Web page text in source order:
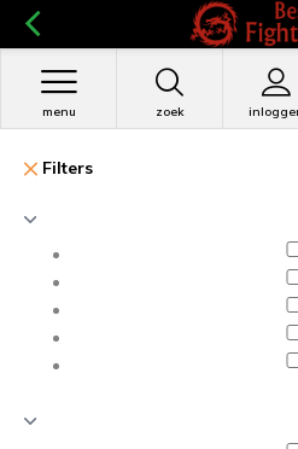
zoek
menu
Filters